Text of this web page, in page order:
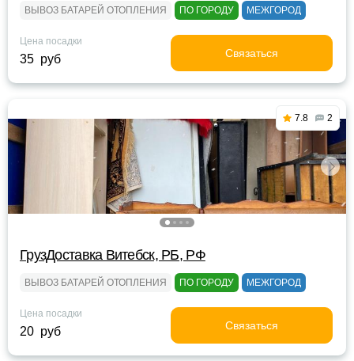
ВЫВОЗ БАТАРЕЙ ОТОПЛЕНИЯ ПО ГОРОДУ МЕЖГОРОД
Цена посадки
35 руб Связаться
7.8 2
ГрузДоставка Витебск, РБ, РФ
ВЫВОЗ БАТАРЕЙ ОТОПЛЕНИЯ ПО ГОРОДУ МЕЖГОРОД
Цена посадки
20 руб Связаться